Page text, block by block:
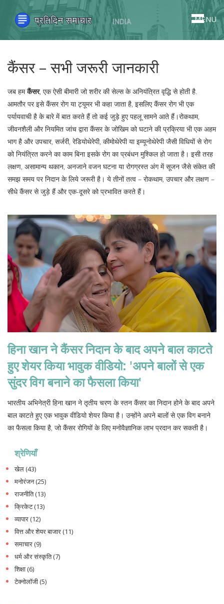
MENU
कैंसर – सभी जरूरी जानकारी
जब हमकैंसर, एक ऐसी बीमारी जो शरीर की सेल्स के अनियंत्रित वृद्धि से होती है.
आमतौर पर इसे कैंसर रोग या ट्यूमर भी कहा जाता है, इसलिएकैंसर रोगभी एक
पर्यायवाची है के बारे में बात करते हैं तो कई जुड़े हुए पहलू सामने आते हैं।रोकथाम,
जीवनशैली और नियमित जांच द्वारा कैंसर के जोखिम को घटाने की प्रक्रियाभी एक अहम
भाग है औरउपचार, सर्जरी, रेडियोथेरेपी, कीमोथेरेपी या इम्यूनोथेरेपी जैसी विधियों से रोग
को नियंत्रित करने का कामबिना इसके रोग का प्रबंधन मुश्किल हो जाता है। इसी तरह
लक्षण, असामान्य थकान, अनजाने वजन घटना या रोगग्रस्त अंग में सूजन जैसे संकेत की
समझ समय पर निदान के लिये जरूरी है। ये तीनों तत्व – रोकथाम, उपचार और लक्षण –
सीधे कैंसर से जुड़े हैं और एक-दूसरे को प्रभावित करते हैं।
हिना खान ने कैंसर निदान के बाद अपने बाल काटते
हुए शेयर किया भावुक वीडियो: 'अपने बालों से एक
सुंदर विग बनाने का फैसला किया'
भारतीय अभिनेत्री हिना खान ने तृतीय चरण के स्तन कैंसर का निदान होने के बाद अपने
बाल काटते हुए एक भावुक वीडियो शेयर किया है। उन्होंने अपने बालों से एक विग बनाने
का फैसला किया है, जो कैंसर रोगियों के लिए मनोवैज्ञानिक लाभ प्रदान कर सकती है।
श्रेणियाँ
खेल (43)
मनोरंजन(25)
राजनीति(13)
क्रिकेट(13)
व्यापार (12)
वित्त और शेयर बाजार (11)
समाचार (9)
धर्म और संस्कृति(7)
शिक्षा (6)
टेक्नोलॉजी (5)